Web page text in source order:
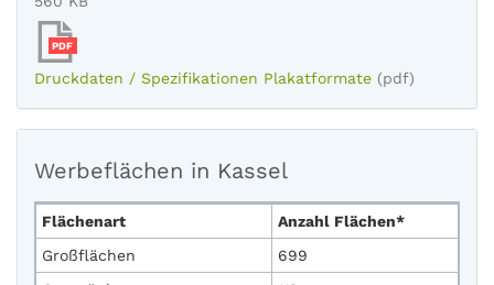
PDF
Druckdaten / Spezifikationen Plakatformate (pdf)
Werbeflächen in Kassel
Flächenart
Anzahl Flächen*
Großflächen
699